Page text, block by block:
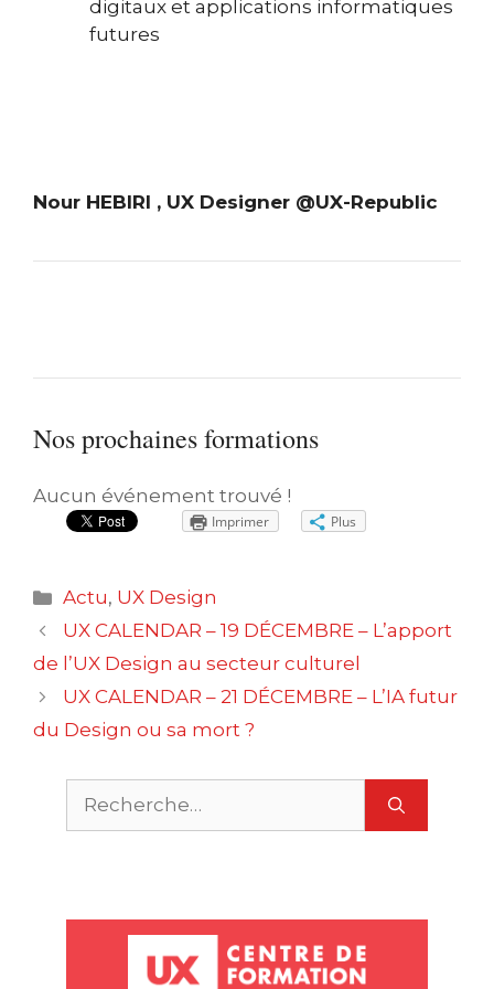
digitaux et applications informatiques
futures
Nour HEBIRI , UX Designer @UX-Republic
Nos prochaines formations
Aucun événement trouvé !
Imprimer Plus
Catégories
Actu, UX Design
Navigation
des
UX CALENDAR – 19 DÉCEMBRE – L’apport
de l’UX Design au secteur culturel
UX CALENDAR – 21 DÉCEMBRE – L’IA futur
du Design ou sa mort ?
Rechercher :
c
rumPO
ScrumMaster
Se
r
vi ceDesi
gn